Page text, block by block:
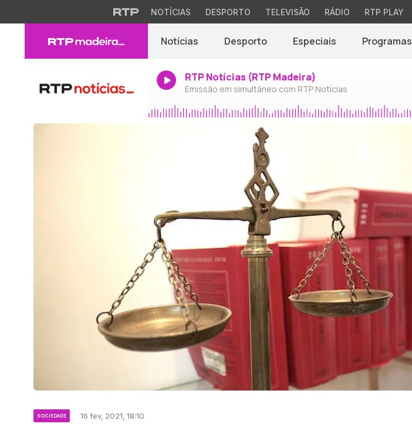
NOTÍCIAS DESPORTO TELEVISÃO RÁDIO RTP PLAY
Notícias Desporto Especiais Programas
RTP Notícias (RTP Madeira)
Emissão em simultâneo com RTP Notícias
SOCIEDADE 16 fev, 2021, 18:10